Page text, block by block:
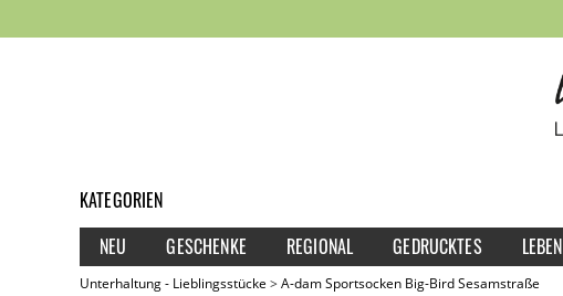
KATEGORIEN
NEU
GESCHENKE REGIONAL GEDRUCKTES LEBEN
Unterhaltung - Lieblingsstücke A-dam Sportsocken Big-Bird Sesamstraße